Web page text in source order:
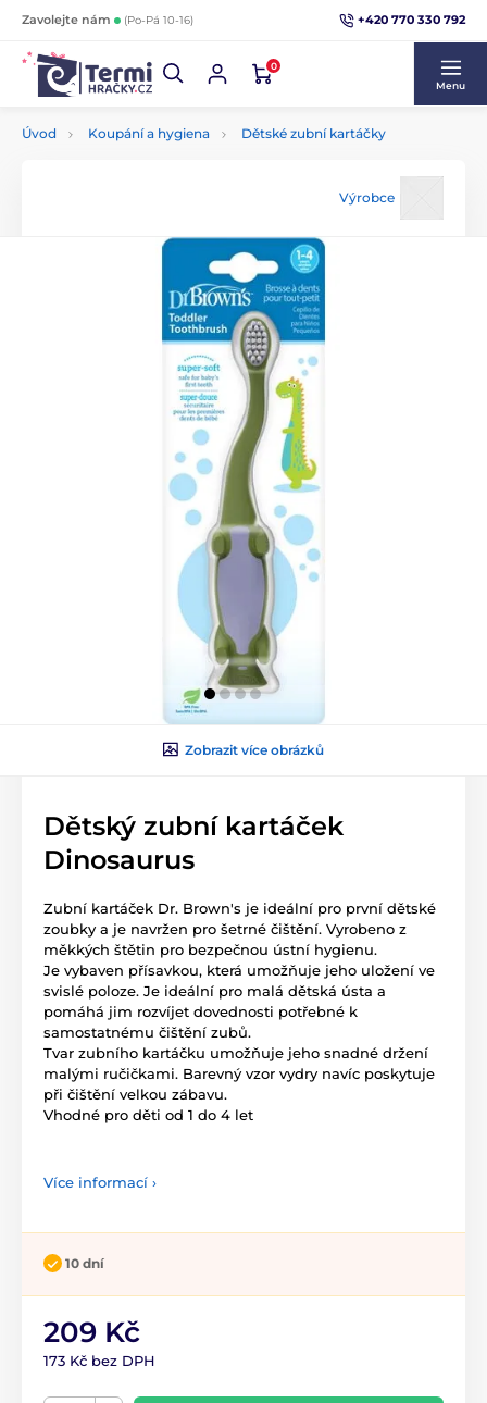
Zavolejte nám (Po-Pá 10-16) +420 770 330 792
0
Menu
Úvod Koupání a hygiena Dětské zubní kartáčky
Výrobce
Zobrazit více obrázků
Dětský zubní kartáček
Dinosaurus
Zubní kartáček Dr. Brown's je ideální pro první dětské
zoubky a je navržen pro šetrné čištění. Vyrobeno z
měkkých štětin pro bezpečnou ústní hygienu.
Je vybaven přísavkou, která umožňuje jeho uložení ve
svislé poloze. Je ideální pro malá dětská ústa a
pomáhá jim rozvíjet dovednosti potřebné k
samostatnému čištění zubů.
Tvar zubního kartáčku umožňuje jeho snadné držení
malými ručičkami. Barevný vzor vydry navíc poskytuje
při čištění velkou zábavu.
Vhodné pro děti od 1 do 4 let
Více informací ›
10 dní
209 Kč
173 Kč bez DPH